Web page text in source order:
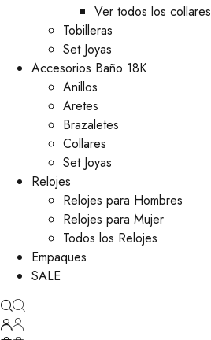
Ver todos los collares
Tobilleras
Set Joyas
Accesorios Baño 18K
Anillos
Aretes
Brazaletes
Collares
Set Joyas
Relojes
Relojes para Hombres
Relojes para Mujer
Todos los Relojes
Empaques
SALE